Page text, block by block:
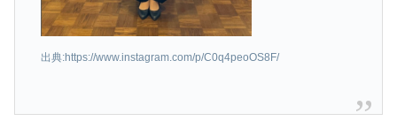
出典:https://www.instagram.com/p/C0q4peoOS8F/